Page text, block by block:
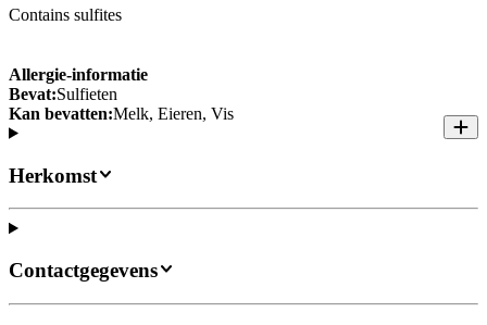
Contains sulfites
Allergie-informatie
Bevat:Sulfieten
Kan bevatten:Melk, Eieren, Vis
Herkomst
Contactgegevens